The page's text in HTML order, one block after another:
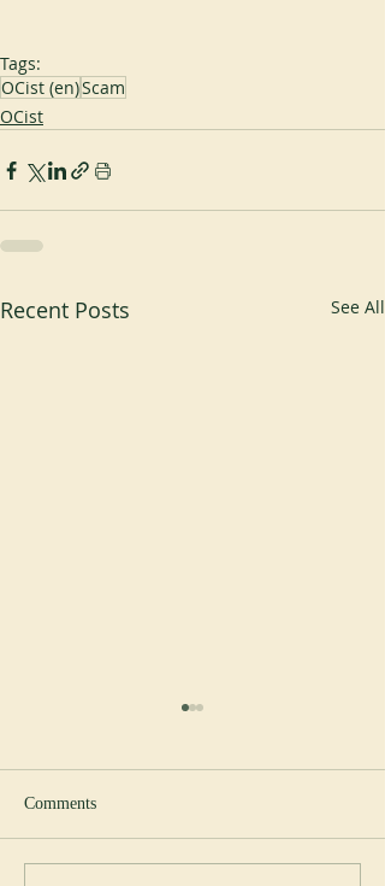
Tags:
OCist (en)Scam
OCist
Recent Posts See All
Study day
Comments